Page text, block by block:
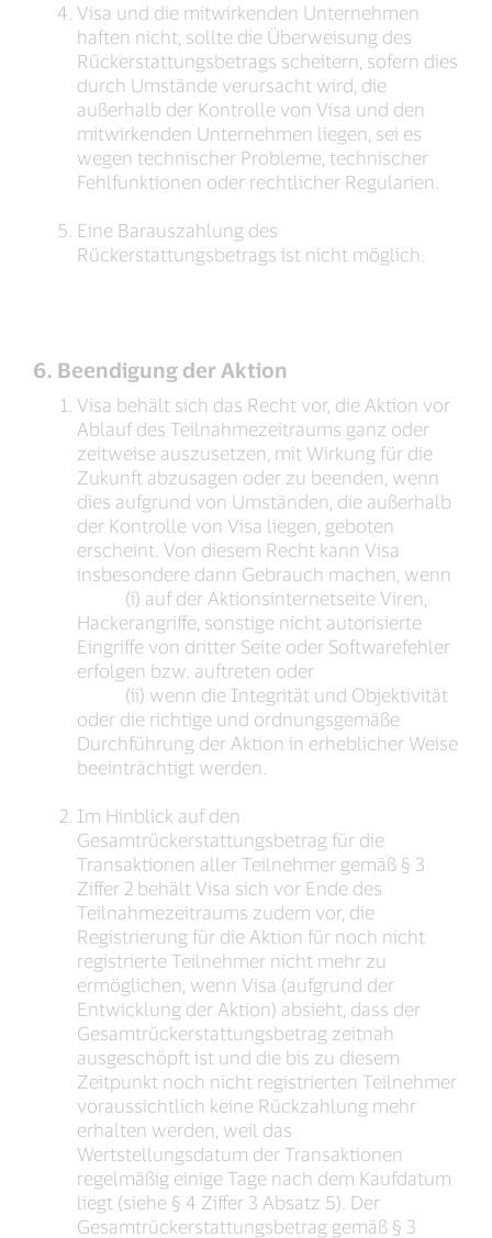
Visa und die mitwirkenden Unternehmen
haften nicht, sollte die Überweisung des
Rückerstattungsbetrags scheitern, sofern dies
durch Umstände verursacht wird, die
außerhalb der Kontrolle von Visa und den
mitwirkenden Unternehmen liegen, sei es
wegen technischer Probleme, technischer
Fehlfunktionen oder rechtlicher Regularien.
Eine Barauszahlung des
Rückerstattungsbetrags ist nicht möglich.
6. Beendigung der Aktion
Visa behält sich das Recht vor, die Aktion vor
Ablauf des Teilnahmezeitraums ganz oder
zeitweise auszusetzen, mit Wirkung für die
Zukunft abzusagen oder zu beenden, wenn
dies aufgrund von Umständen, die außerhalb
der Kontrolle von Visa liegen, geboten
erscheint. Von diesem Recht kann Visa
insbesondere dann Gebrauch machen, wenn
(i) auf der Aktionsinternetseite Viren,
Hackerangriffe, sonstige nicht autorisierte
Eingriffe von dritter Seite oder Softwarefehler
erfolgen bzw. auftreten oder
(ii) wenn die Integrität und Objektivität
oder die richtige und ordnungsgemäße
Durchführung der Aktion in erheblicher Weise
beeinträchtigt werden.
Im Hinblick auf den
Gesamtrückerstattungsbetrag für die
Transaktionen aller Teilnehmer gemäß § 3
Ziffer 2 behält Visa sich vor Ende des
Teilnahmezeitraums zudem vor, die
Registrierung für die Aktion für noch nicht
registrierte Teilnehmer nicht mehr zu
ermöglichen, wenn Visa (aufgrund der
Entwicklung der Aktion) absieht, dass der
Gesamtrückerstattungsbetrag zeitnah
ausgeschöpft ist und die bis zu diesem
Zeitpunkt noch nicht registrierten Teilnehmer
voraussichtlich keine Rückzahlung mehr
erhalten werden, weil das
Wertstellungsdatum der Transaktionen
regelmäßig einige Tage nach dem Kaufdatum
liegt (siehe § 4 Ziffer 3 Absatz 5). Der
Gesamtrückerstattungsbetrag gemäß § 3